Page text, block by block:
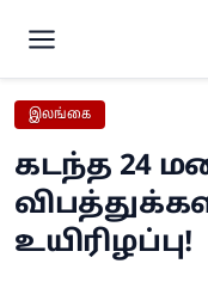
இலங்கை
கடந்த 24
உயிரிழப்பு!